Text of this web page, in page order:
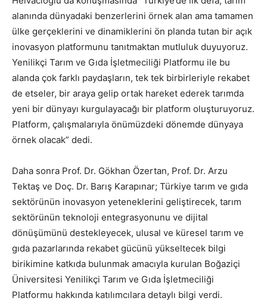
alanında dünyadaki benzerlerini örnek alan ama tamamen
ülke gerçeklerini ve dinamiklerini ön planda tutan bir açık
inovasyon platformunu tanıtmaktan mutluluk duyuyoruz.
Yenilikçi Tarım ve Gıda İşletmeciliği Platformu ile bu
alanda çok farklı paydaşların, tek tek birbirleriyle rekabet
de etseler, bir araya gelip ortak hareket ederek tarımda
yeni bir dünyayı kurgulayacağı bir platform oluşturuyoruz.
Platform, çalışmalarıyla önümüzdeki dönemde dünyaya
örnek olacak” dedi.
Daha sonra Prof. Dr. Gökhan Özertan, Prof. Dr. Arzu
Tektaş ve Doç. Dr. Barış Karapınar; Türkiye tarım ve gıda
sektörünün inovasyon yeteneklerini geliştirecek, tarım
sektörünün teknoloji entegrasyonunu ve dijital
dönüşümünü destekleyecek, ulusal ve küresel tarım ve
gıda pazarlarında rekabet gücünü yükseltecek bilgi
birikimine katkıda bulunmak amacıyla kurulan Boğaziçi
Üniversitesi Yenilikçi Tarım ve Gıda İşletmeciliği
Platformu hakkında katılımcılara detaylı bilgi verdi.